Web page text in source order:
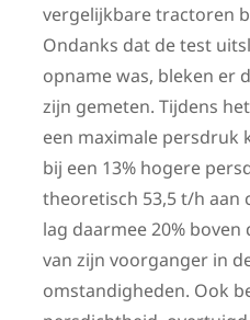
vergelijkbare tractoren
Ondanks dat de test
opname was, bleken er
zijn gemeten. Tijdens
een maximale persdruk
bij een 13% hogere
theoretisch 53,5 t/h aan
lag daarmee 20%
van zijn voorganger in
omstandigheden. Ook